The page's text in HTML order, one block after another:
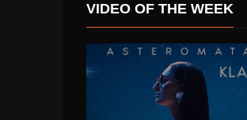
VIDEO OF THE WEEK